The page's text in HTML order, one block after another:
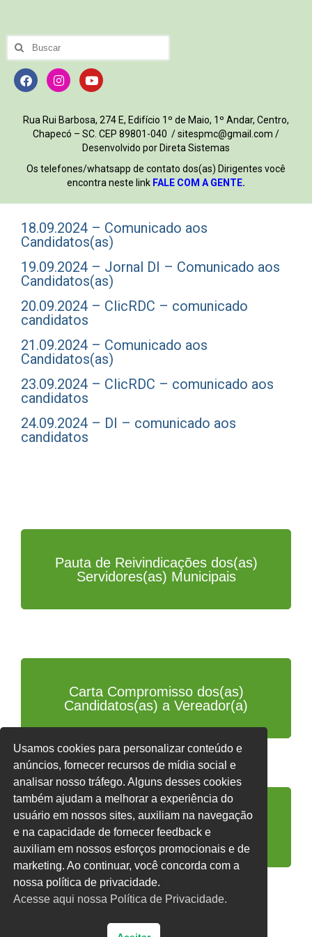
Rua Rui Barbosa, 274 E, Edifício 1º de Maio, 1º Andar, Centro,
Chapecó – SC. CEP 89801-040 / sitespmc@gmail.com /
Desenvolvido por Direta Sistemas
Os telefones/whatsapp de contato dos(as) Dirigentes você
encontra neste link FALE COM A GENTE.
18.09.2024 – Comunicado aos
Candidatos(as)
19.09.2024 – Jornal DI – Comunicado aos
Candidatos(as)
20.09.2024 – ClicRDC – comunicado
candidatos
21.09.2024 – Comunicado aos
Candidatos(as)
23.09.2024 – ClicRDC – comunicado aos
candidatos
24.09.2024 – DI – comunicado aos
candidatos
Pauta de Reivindicações dos(as)
Servidores(as) Municipais
Carta Compromisso dos(as)
Candidatos(as) a Vereador(a)
Carta Compromisso dos
candidatos a Prefeito
Usamos cookies para personalizar conteúdo e
anúncios, fornecer recursos de mídia social e
analisar nosso tráfego. Alguns desses cookies
também ajudam a melhorar a experiência do
usuário em nossos sites, auxiliam na navegação
e na capacidade de fornecer feedback e
auxiliam em nossos esforços promocionais e de
marketing. Ao continuar, você concorda com a
nossa política de privacidade.
Acesse aqui nossa Política de Privacidade.